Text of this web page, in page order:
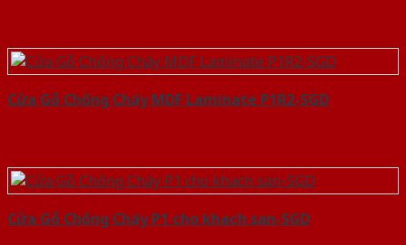
Cửa Gỗ Chống Cháy MDF Laminate P1R2-SGD
Cửa Gỗ Chống Cháy P1 cho khach san-SGD